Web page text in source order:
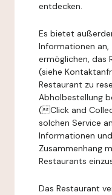
entdecken.
Es bietet
Informationen an,
ermöglichen, das
(siehe
Restaurant zu
Abholbestellung
(Click and
solchen Service
Informationen
Zusammenhang
Restaurants
Das Restaurant